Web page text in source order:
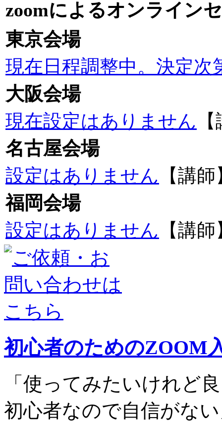
zoomによるオンライン
東京会場
現在日程調整中。決定次
大阪会場
現在設定はありません
名古屋会場
設定はありません 【講
福岡会場
設定はありません 【講
初心者のためのZOOM
「使ってみたいけれど
初心者なので自信がな